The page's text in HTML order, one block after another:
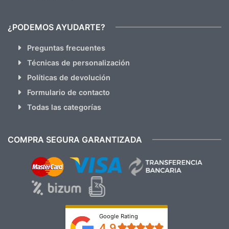
¿PODEMOS AYUDARTE?
Preguntas frecuentes
Técnicas de personalización
Políticas de devolución
Formulario de contacto
Todas las categorías
COMPRA SEGURA GARANTIZADA
Google Rating